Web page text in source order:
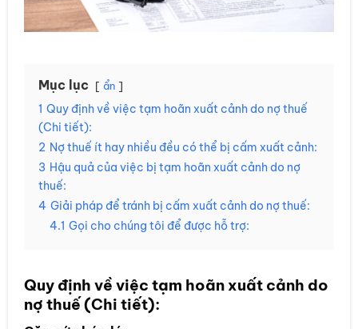
Mục lục ẩn
1 Quy định về việc tạm hoãn xuất cảnh do nợ thuế
(Chi tiết):
2 Nợ thuế ít hay nhiều đều có thể bị cấm xuất cảnh:
3 Hậu quả của việc bị tạm hoãn xuất cảnh do nợ
thuế:
4 Giải pháp để tránh bị cấm xuất cảnh do nợ thuế:
4.1 Gọi cho chúng tôi để được hỗ trợ:
Quy định về việc tạm hoãn xuất cảnh do
nợ thuế (Chi tiết):